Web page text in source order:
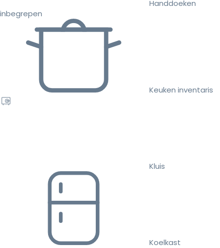
Handdoeken
inbegrepen
Keuken inventaris
Kluis
Koelkast